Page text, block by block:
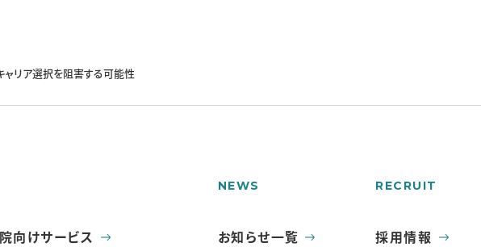
ャリア選択を阻害する可能性
向けサービス
NEWS
お知らせ一覧
RECRUIT
採用情報